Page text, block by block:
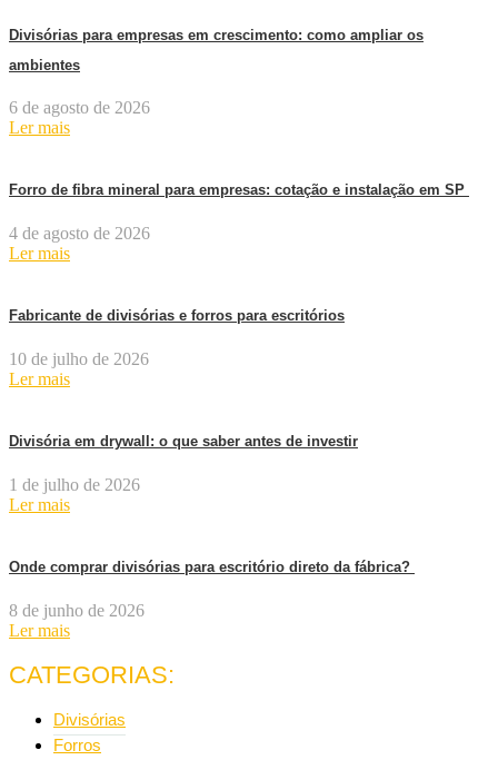
Divisórias para empresas em crescimento: como ampliar os
ambientes
6 de agosto de 2026
Ler mais
Forro de fibra mineral para empresas: cotação e instalação em SP
4 de agosto de 2026
Ler mais
Fabricante de divisórias e forros para escritórios
10 de julho de 2026
Ler mais
Divisória em drywall: o que saber antes de investir
1 de julho de 2026
Ler mais
Onde comprar divisórias para escritório direto da fábrica?
8 de junho de 2026
Ler mais
CATEGORIAS:
Divisórias
Forros